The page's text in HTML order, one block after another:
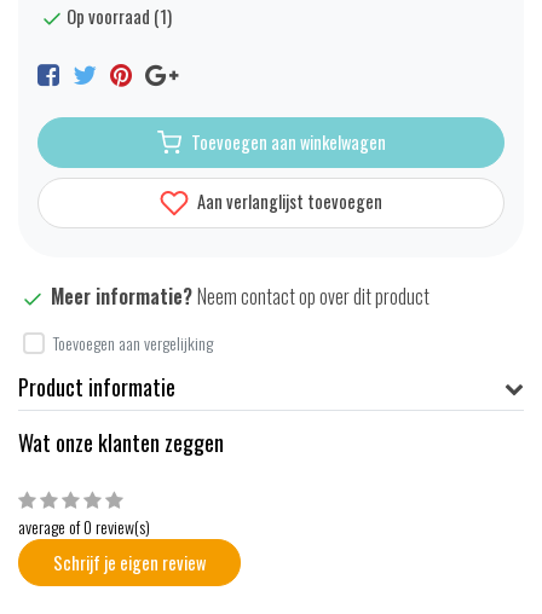
Op voorraad (1)
Toevoegen aan winkelwagen
Aan verlanglijst toevoegen
Meer informatie?Neem contact op over dit product
Toevoegen aan vergelijking
Product informatie
Wat onze klanten zeggen
average of 0 review(s)
Schrijf je eigen review